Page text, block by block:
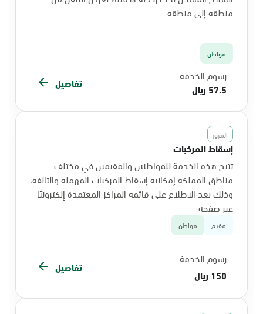
منطقة إلى منطقة.
مواطن
رسوم الخدمة
57.5 ريال
تفاصيل
المرور
إسقاط المركبات
تتيح هذه الخدمة للمواطنين والمقيمين في مختلف
مناطق المملكة إمكانية إسقاط المركبات المهملة والتالفة،
وذلك بعد الاطلاع على قائمة المراكز المعتمدة إلكترونيًا
عبر صفحة
مقيم مواطن
رسوم الخدمة
150 ريال
تفاصيل